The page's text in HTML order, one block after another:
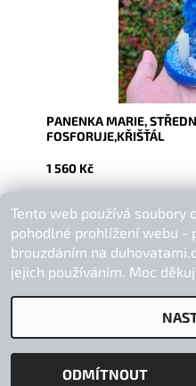
PANENKA MARIE,
FOSFORUJE,KŘIŠŤÁL
1 560 Kč
Buďte první, kdo napíše
Přidat komentář
2026 © Duhová Tami,
Tento web používá soubory
pohodlné prohlížení webu -
brouzdáním na
jejich používáním. Moc
ODMÍTNOUT